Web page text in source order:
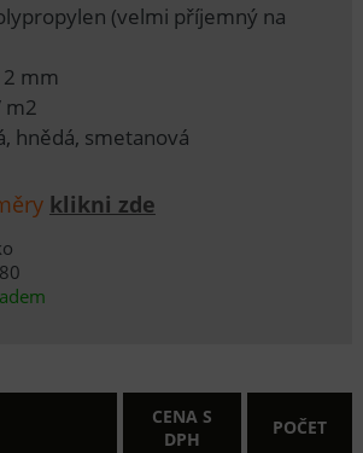
(velmi příjemný na
mm
m2
hnědá, smetanová
klikni zde
CENA S
DPH
POČET